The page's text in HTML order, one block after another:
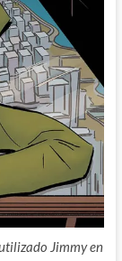
Jimmy en